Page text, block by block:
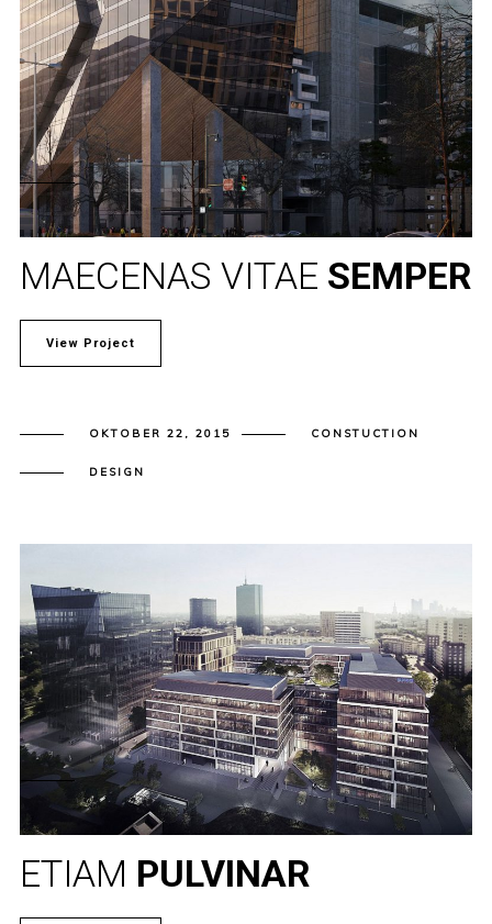
MAECENAS VITAE SEMPER
View Project
OKTOBER 22, 2015 CONSTUCTION
DESIGN
ETIAM PULVINAR